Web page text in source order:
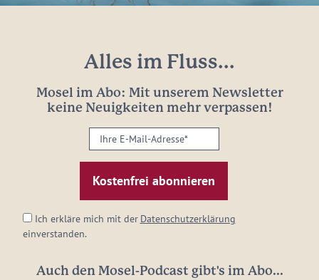
Alles im Fluss...
Mosel im Abo: Mit unserem Newsletter
keine Neuigkeiten mehr verpassen!
Ihre
E-
Mail-
Adresse:
Ich erkläre mich mit der Datenschutzerklärung
einverstanden.
Auch den Mosel-Podcast gibt's im Abo...